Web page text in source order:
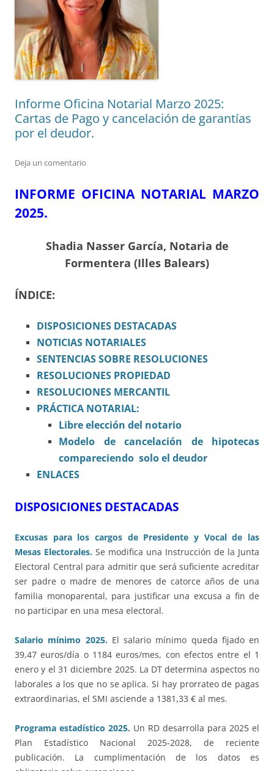
Informe Oficina Notarial Marzo 2025:
Cartas de Pago y cancelación de garantías
por el deudor.
Deja un comentario
INFORME OFICINA NOTARIAL MARZO
2025.
Shadia Nasser García, Notaria de
Formentera (Illes Balears)
ÍNDICE:
DISPOSICIONES DESTACADAS
NOTICIAS NOTARIALES
SENTENCIAS SOBRE RESOLUCIONES
RESOLUCIONES PROPIEDAD
RESOLUCIONES MERCANTIL
PRÁCTICA NOTARIAL:
Libre elección del notario
Modelo de cancelación de hipotecas
compareciendo solo el deudor
ENLACES
DISPOSICIONES DESTACADAS
Excusas para los cargos de Presidente y Vocal de las
Mesas Electorales. Se modifica una Instrucción de la Junta
Electoral Central para admitir que será suficiente acreditar
ser padre o madre de menores de catorce años de una
familia monoparental, para justificar una excusa a fin de
no participar en una mesa electoral.
Salario mínimo 2025.El salario mínimo queda fijado en
39,47 euros/día o 1184 euros/mes, con efectos entre el 1
enero y el 31 diciembre 2025. La DT determina aspectos no
laborales a los que no se aplica. Si hay prorrateo de pagas
extraordinarias, el SMI asciende a 1381,33 € al mes.
Programa estadístico 2025. Un RD desarrolla para 2025 el
Plan Estadístico Nacional 2025-2028, de reciente
publicación. La cumplimentación de los datos es